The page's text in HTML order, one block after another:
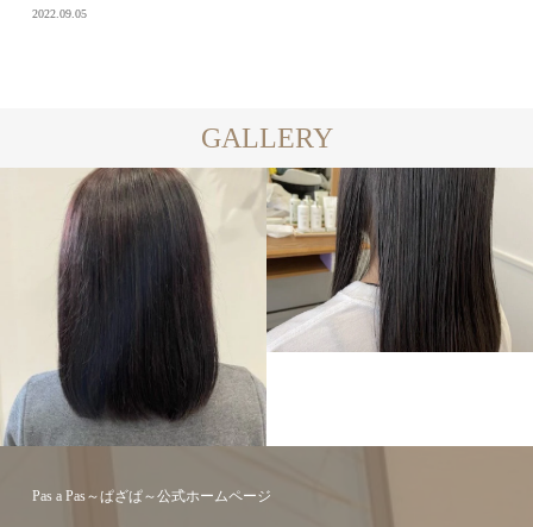
2022.09.05
GALLERY
LONG
Pas a Pas～ぱざぱ～公式ホームページ